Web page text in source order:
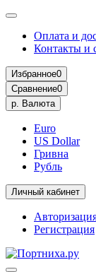
Оплата и
Контакты и
Избранное0
Сравнение0
р. Валюта
Euro
US Dollar
Гривна
Рубль
Личный кабинет
Регистрация